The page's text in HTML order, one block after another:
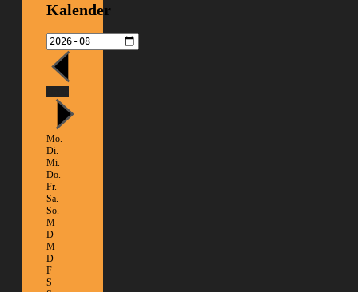
Kalender
Mo.
Di.
Mi.
Do.
Fr.
Sa.
So.
M
D
M
D
F
S